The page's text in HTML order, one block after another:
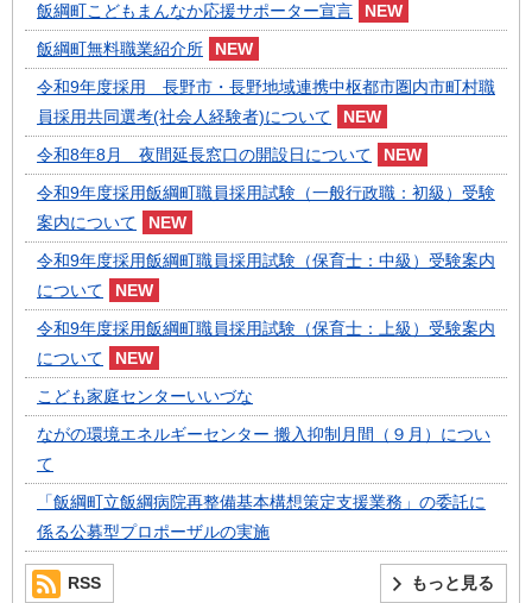
飯綱町こどもまんなか応援サポーター宣言
飯綱町無料職業紹介所
令和9年度採用 長野市・長野地域連携中枢都市圏内市町村職
員採用共同選考(社会人経験者)について
令和8年8月 夜間延長窓口の開設日について
令和9年度採用飯綱町職員採用試験（一般行政職：初級）受験
案内について
令和9年度採用飯綱町職員採用試験（保育士：中級）受験案内
について
令和9年度採用飯綱町職員採用試験（保育士：上級）受験案内
について
こども家庭センターいいづな
ながの環境エネルギーセンター 搬入抑制月間（９月）につい
て
「飯綱町立飯綱病院再整備基本構想策定支援業務」の委託に
係る公募型プロポーザルの実施
もっと見る
RSS